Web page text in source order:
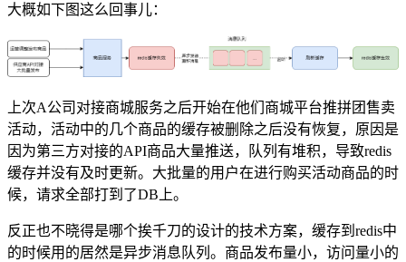
大概如下图这么回事儿：
上次A公司对接商城服务之后开始在他们商城平台推拼团售卖
活动，活动中的几个商品的缓存被删除之后没有恢复，原因是
因为第三方对接的API商品大量推送，队列有堆积，导致redis
缓存并没有及时更新。大批量的用户在进行购买活动商品的时
候，请求全部打到了DB上。
反正也不晓得是哪个挨千刀的设计的技术方案，缓存到redis中
的时候用的居然是异步消息队列。商品发布量小，访问量小的